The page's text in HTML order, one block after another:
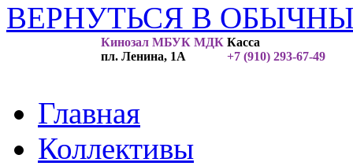
ВЕРНУТЬСЯ В
Кинозал МБУК МДК
пл. Ленина, 1А
Касса
+7 (910) 293-67-49
Главная
Коллективы